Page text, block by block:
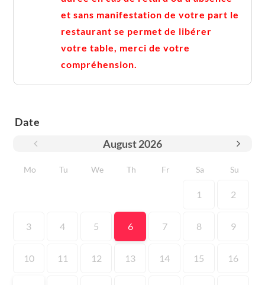
et sans manifestation de votre part le
restaurant se permet de libérer
votre table, merci de votre
compréhension.
Date
August2026
Mo Tu We Th Fr Sa Su
1 2
3 4 5 6 7 8 9
10 11 12 13 14 15 16